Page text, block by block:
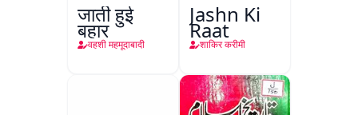
जाती हुई
बहार
वहशी महमूदाबादी
Jashn Ki
Raat
शाकिर करीमी